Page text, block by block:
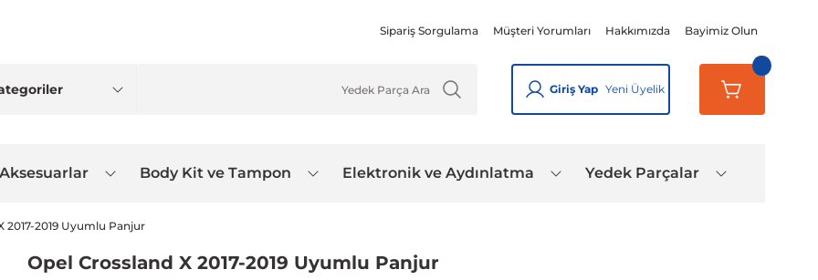
Sipariş Sorgulama Müşteri Yorumları Hakkımızda Bayimiz Olun
Giriş Yap Yeni Üyelik
Aksesuarlar Body Kit ve Tampon Elektronik ve Aydınlatma Yedek Parçalar
2017-2019 Uyumlu Panjur
Opel Crossland X 2017-2019 Uyumlu Panjur